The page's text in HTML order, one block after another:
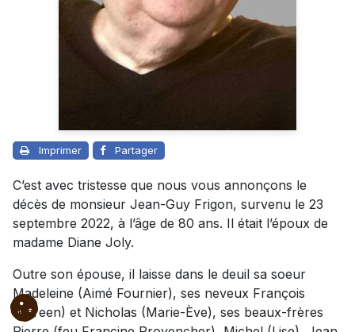
Imprimer Partager
C’est avec tristesse que nous vous annonçons le
décès de monsieur Jean-Guy Frigon, survenu le 23
septembre 2022, à l’âge de 80 ans. Il était l’époux de
madame Diane Joly.
Outre son épouse, il laisse dans le deuil sa soeur
Madeleine (Aimé Fournier), ses neveux François
(Kareen) et Nicholas (Marie-Ève), ses beaux-frères